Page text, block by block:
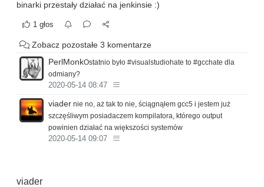
binarki przestały działać na jenkinsie :)
1 głos
Zobacz pozostałe 3 komentarze
PerlMonkOstatnio było #visualstudiohate to #gcchate dla
odmiany?
2020-05-14 08:47
viader nie no, aż tak to nie, ściągnąłem gcc5 i jestem już
szczęśliwym posiadaczem kompilatora, którego output
powinien działać na większości systemów
2020-05-14 09:07
viader